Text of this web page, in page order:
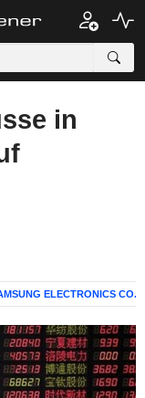
in
ELECTRONICS CO.,